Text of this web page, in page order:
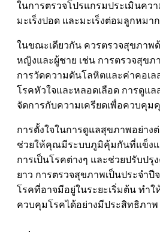
ในการตรวจโปรแกรมประเมินควา
มะเร็งปอด และมะเร็งต่อมลูกหมาก
ในขณะเดียวกัน ควรตรวจสุขภาพ
หญิงและผู้ชาย เช่น การตรวจสุขภ
การวัดความดันโลหิตและค่าคอเล
โรคหัวใจและหลอดเลือด การดูแ
จัดการกับความเครียดเพื่อควบคุ
การตั้งใจในการดูแลสุขภาพอย่าง
ช่วยให้คุณมีระบบภูมิคุ้มกันที่แข็งแ
การเป็นโรคต่างๆ และช่วยปรับป
ยาว การตรวจสุขภาพเป็นประจำ
โรคที่อาจมีอยู่ในระยะเริ่มต้น ทำใ
ควบคุมโรคได้อย่างมีประสิทธิภาพ